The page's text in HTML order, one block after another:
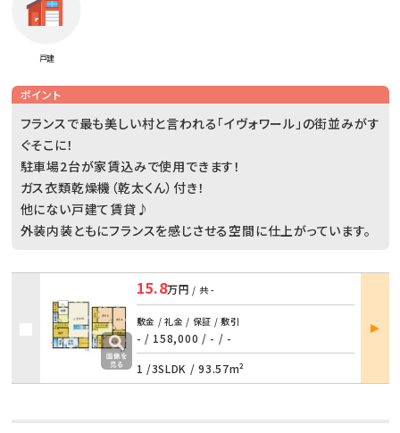
戸建
ポイント
フランスで最も美しい村と言われる「イヴォワール」の街並みがす
ぐそこに！
駐車場2台が家賃込みで使用できます！
ガス衣類乾燥機（乾太くん）付き！
他にない戸建て賃貸♪
外装内装ともにフランスを感じさせる空間に仕上がっています。
15.8万円 / 共-
敷金 / 礼金 / 保証 / 敷引
- / 158,000 / - / -
1 /3SLDK /93.57m²
部屋
詳細